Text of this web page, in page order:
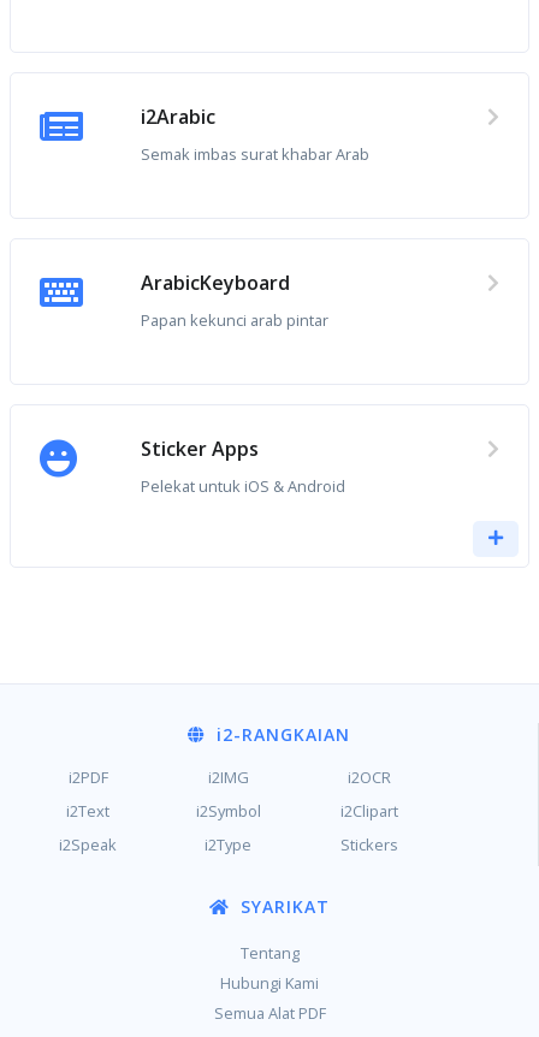
i2Arabic
Semak imbas surat khabar Arab
ArabicKeyboard
Papan kekunci arab pintar
Sticker Apps
Pelekat untuk iOS & Android
i2-RANGKAIAN
i2PDF i2IMG
i2OCR
i2Text
i2Symbol
i2Clipart
i2Speak
i2Type Stickers
SYARIKAT
Tentang
Hubungi Kami
Semua Alat PDF